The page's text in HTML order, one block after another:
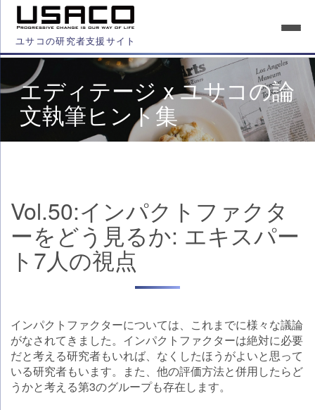
ユサコの研究者支援サイト
エディテージ x ユサコの論
文執筆ヒント集
Vol.50:インパクトファクタ
ーをどう見るか: エキスパー
ト7人の視点
インパクトファクターについては、これまでに様々な議論
がなされてきました。インパクトファクターは絶対に必要
だと考える研究者もいれば、なくしたほうがよいと思って
いる研究者もいます。また、他の評価方法と併用したらど
うかと考える第3のグループも存在します。